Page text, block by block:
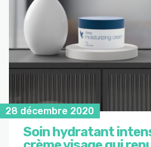
28 décembre 2020
Soin hydratant